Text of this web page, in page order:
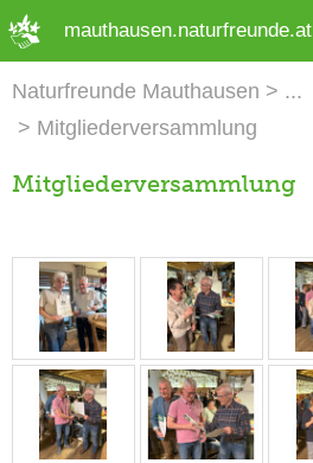
mauthausen.naturfreunde.at
Naturfreunde Mauthausen
Mitgliederversammlung
Mitgliederversammlung